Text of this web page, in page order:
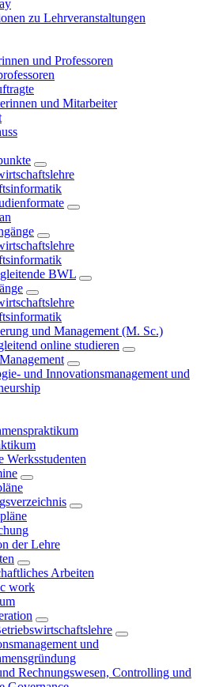
zu Lehrveranstaltungen
und Professoren
und Mitarbeiter
BWL
und Management (M. Sc.)
online studieren
und Innovationsmanagement und
Werksstudenten
der Lehre
Arbeiten
work
und
Rechnungswesen, Controlling und